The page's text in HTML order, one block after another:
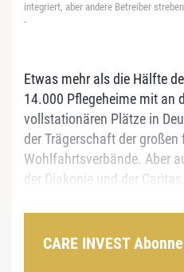
integriert, aber andere Betreiber
-
Etwas mehr als die Hälfte
14.000 Pflegeheime mit an
vollstationären Plätze in
der Trägerschaft der
Wohlfahrtsverbände. Aber
der Diakonie und der
CARE INVEST